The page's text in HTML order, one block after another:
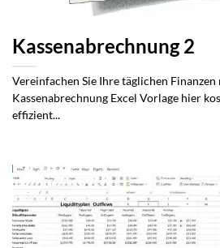
Kassenabrechnung 2
Vereinfachen Sie Ihre täglichen
Kassenabrechnung Excel Vorlage hier
effizient...